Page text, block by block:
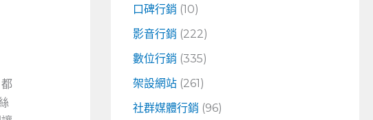
口碑行銷 (10)
影音行銷 (222)
數位行銷 (335)
架設網站(261)
社群媒體行銷 (96)